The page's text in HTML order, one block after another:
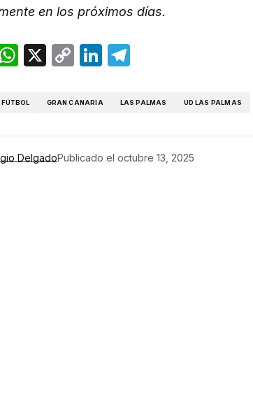
en los próximos días.
WhatsApp
X
CopyLinkedIn
FÚTBOL GRAN CANARIA LAS PALMAS UD LAS PALMAS
DelgadoPublicado el octubre 13, 2025